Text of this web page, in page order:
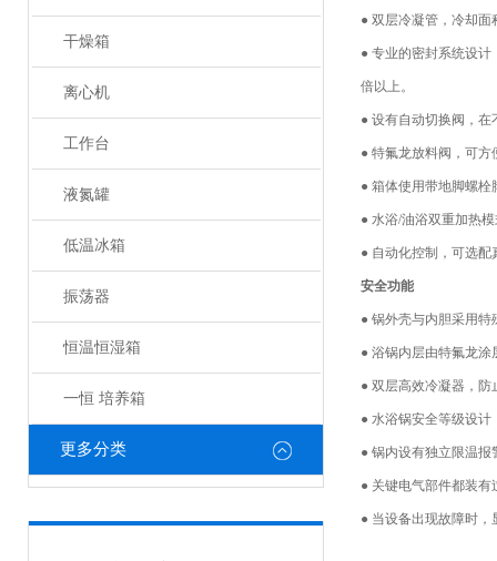
干燥箱
离心机
工作台
液氮罐
低温冰箱
振荡器
恒温恒湿箱
一恒 培养箱
更多分类
● 双层冷凝管，冷却面
● 专业的密封系统设计
倍以上。
● 设有自动切换阀，
● 特氟龙放料阀，可
● 箱体使用带地脚螺
● 水浴/油浴双重加热
● 自动化控制，可选
安全功能
● 锅外壳与内胆采用
● 浴锅内层由特氟龙
● 双层高效冷凝器，
● 水浴锅安全等级设
● 锅内设有独立限温
● 关键电气部件都装
● 当设备出现故障时